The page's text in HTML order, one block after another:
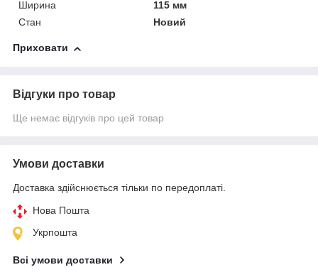
Ширина
115 мм
Стан
Новий
Приховати
Відгуки про товар
Ще немає відгуків про цей товар
Умови доставки
Доставка здійснюється тільки по передоплаті.
Нова Пошта
Укрпошта
Всі умови доставки